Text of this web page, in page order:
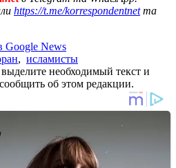
https://t.me/korrespondentnetта
Google News
, исламисты
необходимый текст и
об этом редакции.